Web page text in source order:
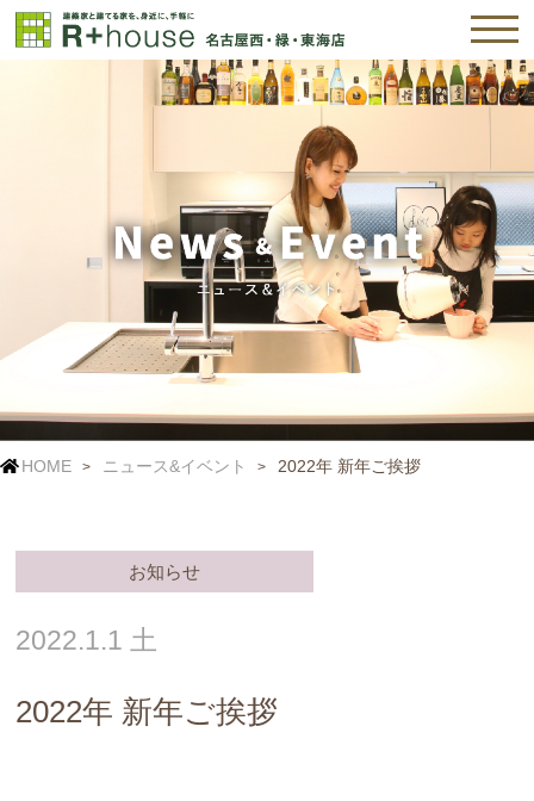
HOME ニュース&イベント 2022年 新年ご挨拶
お知らせ
2022.1.1 土
2022年 新年ご挨拶